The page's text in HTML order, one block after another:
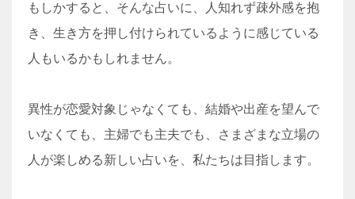
もしかすると、そんな占いに、人知れず疎外感を抱
き、生き方を押し付けられているように感じている
人もいるかもしれません。
異性が恋愛対象じゃなくても、結婚や出産を望んで
いなくても、主婦でも主夫でも、さまざまな立場の
人が楽しめる新しい占いを、私たちは目指します。